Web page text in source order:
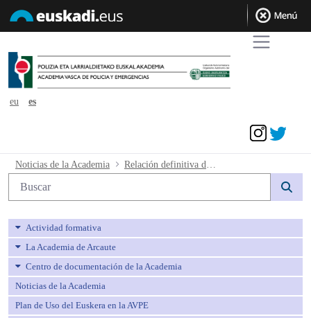
eu
es
Relación definitiva de admitidos y
Noticias de la Academia
Búsqueda web
Actividad formativa
La Academia de Arcaute
Centro de documentación de la Academia
Noticias de la Academia
Plan de Uso del Euskera en la AVPE